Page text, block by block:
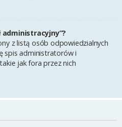
administracyjny”?
z listą osób odpowiedzialnych
spis administratorów i
jak fora przez nich